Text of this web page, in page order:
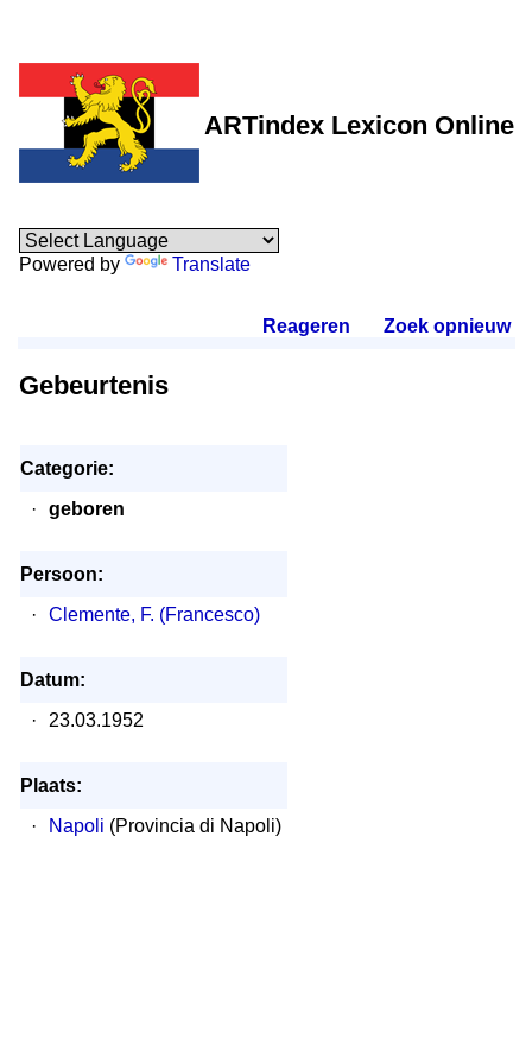
ARTindex Lexicon Online
Powered by Translate
Reageren Zoek opnieuw.
Gebeurtenis
Categorie:
·
geboren
Persoon:
·
Clemente, F. (Francesco)
Datum:
·
23.03.1952
Plaats:
·
Napoli (Provincia di Napoli)